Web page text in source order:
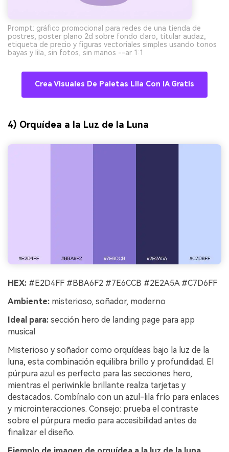
Prompt: gráfico promocional para redes de una tienda de
postres, poster plano 2d sobre fondo claro, titular audaz,
etiqueta de precio y figuras vectoriales simples usando tonos
bayas y lila, sin fotos, sin manos --ar 1:1
Crea Visuales De Paletas Lila Con IA Gratis
4) Orquídea a la Luz de la Luna
HEX: #E2D4FF #BBA6F2 #7E6CCB #2E2A5A #C7D6FF
Ambiente: misterioso, soñador, moderno
Ideal para: sección hero de landing page para app
musical
Misterioso y soñador como orquídeas bajo la luz de la
luna, esta combinación equilibra brillo y profundidad. El
púrpura azul es perfecto para las secciones hero,
mientras el periwinkle brillante realza tarjetas y
destacados. Combínalo con un azul-lila frío para enlaces
y microinteracciones. Consejo: prueba el contraste
sobre el púrpura medio para accesibilidad antes de
finalizar el diseño.